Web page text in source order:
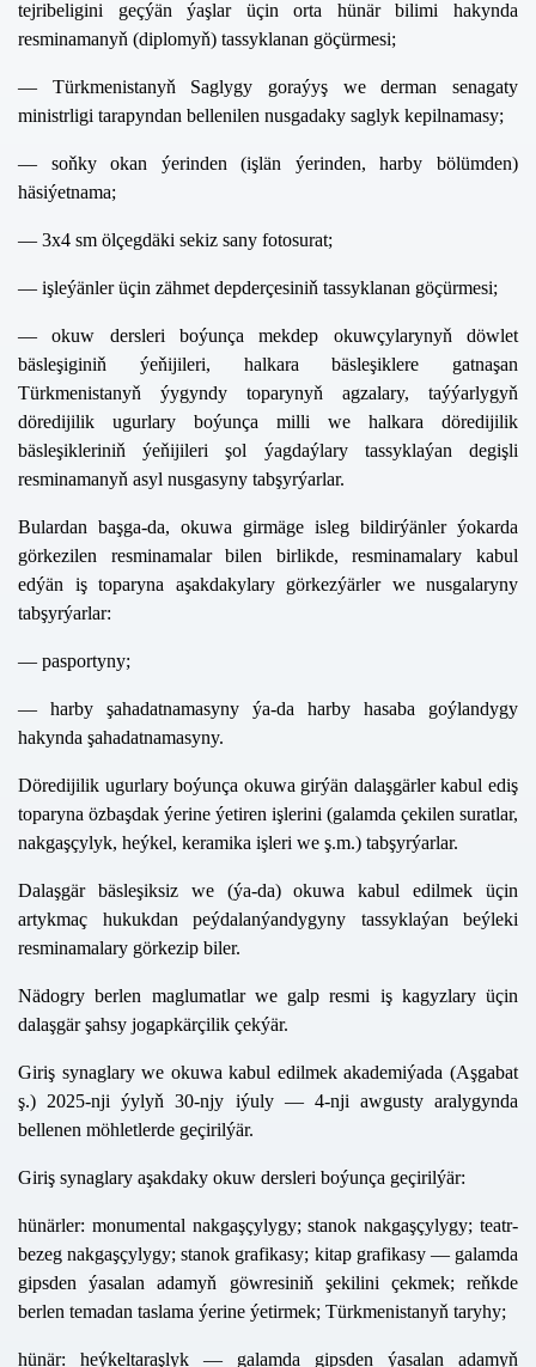
tejribeligini geçýän ýaşlar üçin orta hünär bilimi hakynda
resminamanyň (diplomyň) tassyklanan göçürmesi;
— Türkmenistanyň Saglygy goraýyş we derman senagaty
ministrligi tarapyndan bellenilen nusgadaky saglyk kepilnamasy;
— soňky okan ýerinden (işlän ýerinden, harby bölümden)
häsiýetnama;
— 3x4 sm ölçegdäki sekiz sany fotosurat;
— işleýänler üçin zähmet depderçesiniň tassyklanan göçürmesi;
— okuw dersleri boýunça mekdep okuwçylarynyň döwlet
bäsleşiginiň ýeňijileri, halkara bäsleşiklere gatnaşan
Türkmenistanyň ýygyndy toparynyň agzalary, taýýarlygyň
döredijilik ugurlary boýunça milli we halkara döredijilik
bäsleşikleriniň ýeňijileri şol ýagdaýlary tassyklaýan degişli
resminamanyň asyl nusgasyny tabşyrýarlar.
Bulardan başga-da, okuwa girmäge isleg bildirýänler ýokarda
görkezilen resminamalar bilen birlikde, resminamalary kabul
edýän iş toparyna aşakdakylary görkezýärler we nusgalaryny
tabşyrýarlar:
— pasportyny;
— harby şahadatnamasyny ýa-da harby hasaba goýlandygy
hakynda şahadatnamasyny.
Döredijilik ugurlary boýunça okuwa girýän dalaşgärler kabul ediş
toparyna özbaşdak ýerine ýetiren işlerini (galamda çekilen suratlar,
nakgaşçylyk, heýkel, keramika işleri we ş.m.) tabşyrýarlar.
Dalaşgär bäsleşiksiz we (ýa-da) okuwa kabul edilmek üçin
artykmaç hukukdan peýdalanýandygyny tassyklaýan beýleki
resminamalary görkezip biler.
Nädogry berlen maglumatlar we galp resmi iş kagyzlary üçin
dalaşgär şahsy jogapkärçilik çekýär.
Giriş synaglary we okuwa kabul edilmekakademiýada (Aşgabat
ş.) 2025-nji ýylyň 30-njy iýuly — 4-nji awgusty aralygynda
bellenen möhletlerde geçirilýär.
Giriş synaglary aşakdaky okuw dersleri boýunça geçirilýär:
hünärler: monumental nakgaşçylygy; stanok nakgaşçylygy; teatr-
bezeg nakgaşçylygy; stanok grafikasy; kitap grafikasy — galamda
gipsden ýasalan adamyň göwresiniň şekilini çekmek; reňkde
berlen temadan taslama ýerine ýetirmek; Türkmenistanyň taryhy;
hünär: heýkeltaraşlyk — galamda gipsden ýasalan adamyň